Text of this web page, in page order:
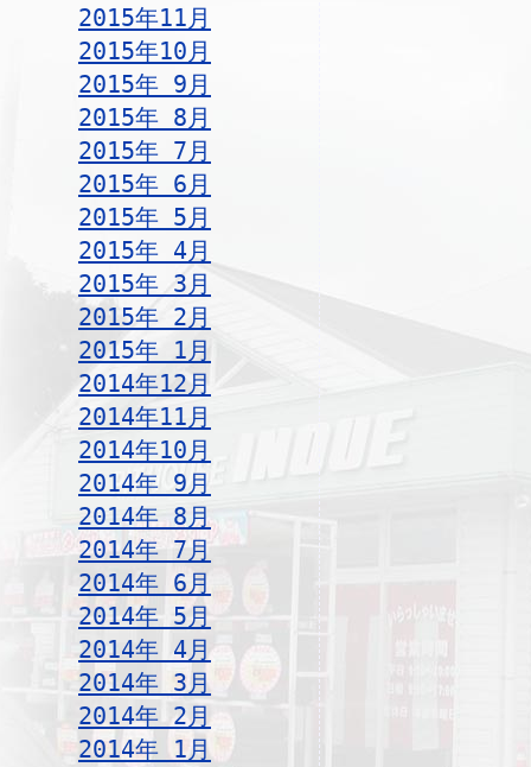
2015年11月
2015年10月
2015年 9月
2015年 8月
2015年 7月
2015年 6月
2015年 5月
2015年 4月
2015年 3月
2015年 2月
2015年 1月
2014年12月
2014年11月
2014年10月
2014年 9月
2014年 8月
2014年 7月
2014年 6月
2014年 5月
2014年 4月
2014年 3月
2014年 2月
2014年 1月